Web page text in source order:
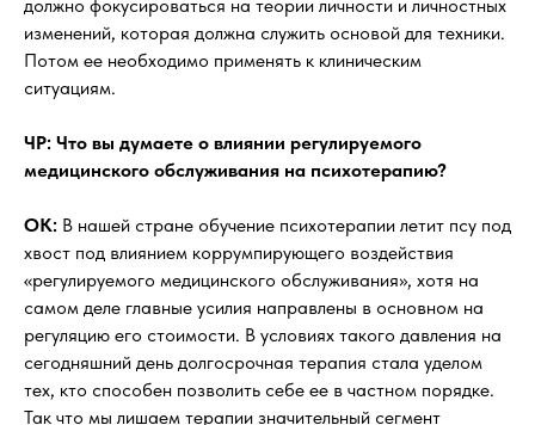
должно фокусироваться на теории личности и личностных
изменений, которая должна служить основой для техники.
Потом ее необходимо применять к клиническим
ситуациям.
ЧР: Что вы думаете о влиянии регулируемого
медицинского обслуживания на психотерапию?
OK: В нашей стране обучение психотерапии летит псу под
хвост под влиянием коррумпирующего воздействия
«регулируемого медицинского обслуживания», хотя на
самом деле главные усилия направлены в основном на
регуляцию его стоимости. В условиях такого давления на
сегодняшний день долгосрочная терапия стала уделом
тех, кто способен позволить себе ее в частном порядке.
Так что мы лишаем терапии значительный сегмент